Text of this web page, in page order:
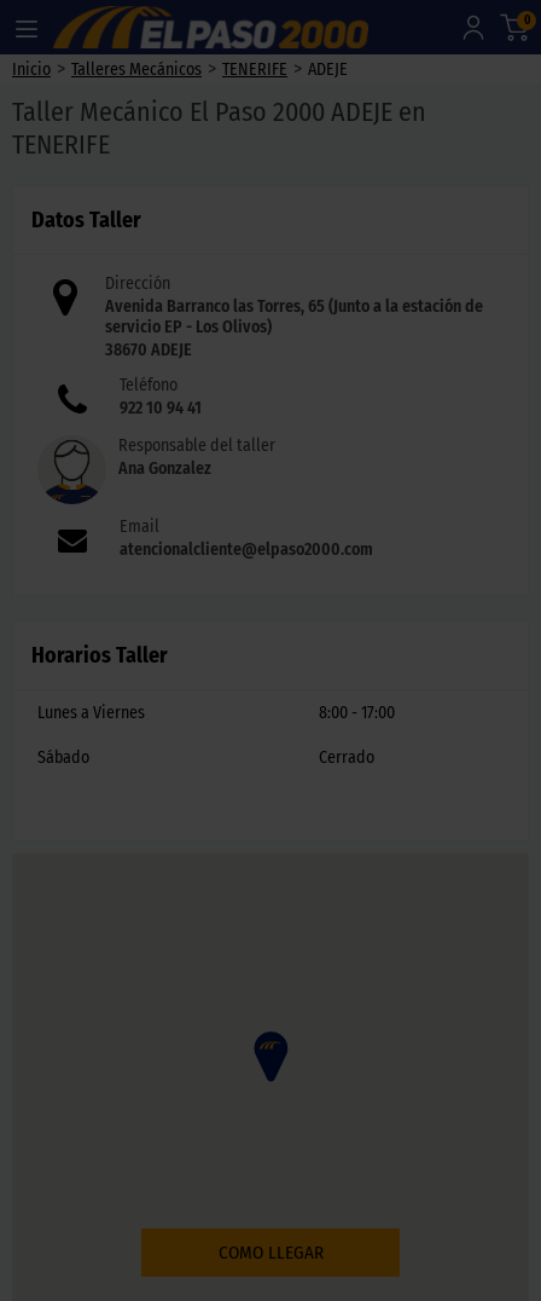
0
Inicio > Talleres Mecánicos > TENERIFE > ADEJE
Taller Mecánico El Paso 2000 ADEJE en
TENERIFE
Datos Taller
Dirección
Avenida Barranco las Torres, 65 (Junto a la estación de
servicio EP - Los Olivos)
38670 ADEJE
Teléfono
922 10 94 41
Responsable del taller
Ana Gonzalez
Email
atencionalcliente@elpaso2000.com
Horarios Taller
Lunes a Viernes 8:00 - 17:00
Sábado Cerrado
COMO LLEGAR